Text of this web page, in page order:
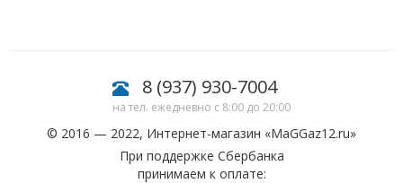
8 (937) 930-7004
на тел. ежедневно с 8:00 до 20:00
© 2016 — 2022, Интернет-магазин «MaGGaz12.ru»
При поддержке Сбербанка
принимаем к оплате: